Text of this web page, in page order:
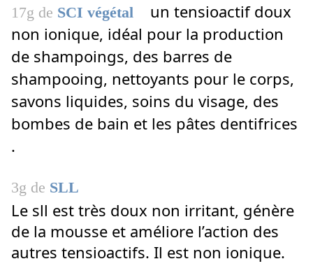
17g de SCI végétal
un tensioactif doux
non ionique, idéal pour la production
de shampoings, des barres de
shampooing, nettoyants pour le corps,
savons liquides, soins du visage, des
bombes de bain et les pâtes dentifrices
.
3g de SLL
Le sll est très doux non irritant, génère
de la mousse et améliore l’action des
autres tensioactifs. Il est non ionique.